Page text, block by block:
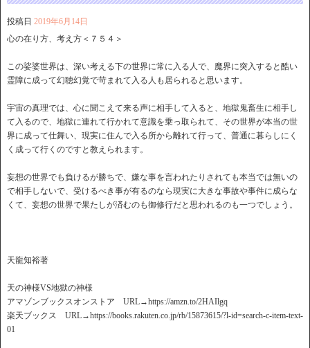
投稿日 2019年6月14日
心の在り方、考え方＜７５４＞
この娑婆世界は、深い考える下の世界に常に入る人で、魔界に突入すると酷い
霊障に成って幻聴幻覚で苛まれて入る人も居られると思います。
宇宙の真理では、心に聞こえて来る声に相手して入ると、地獄鬼畜生に相手し
て入るので、地獄に連れて行かれて意識を乗っ取られて、その世界が本当の世
界に成って仕舞い、現実に住んで入る所から離れて行って、普通に暮らしにく
く成って行くのですと教えられます。
妄想の世界でも負けるが勝ちで、嫌な事を言われたりされても本当では無いの
で相手しないで、受けるべき事が有るのなら現実に大きな事故や事件に成らな
くて、妄想の世界で果たしが済むのも御修行だと思われるのも一つでしょう。
天龍知裕著
天の神様VS地獄の神様
アマゾンブックスオンストア URL→https://amzn.to/2HAIlgq
楽天ブックス URL→https://books.rakuten.co.jp/rb/15873615/?l-id=search-c-item-text-
01